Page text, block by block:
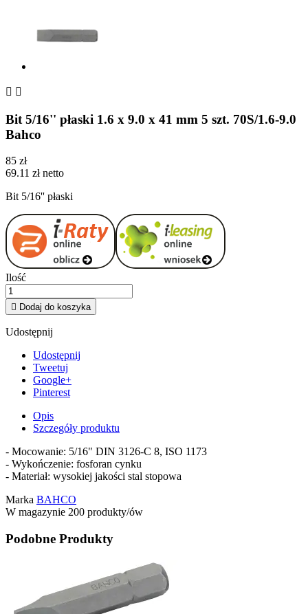
 
Bit 5/16'' płaski 1.6 x 9.0 x 41 mm 5 szt. 70S/1.6-9.0
Bahco
85 zł
69.11 zł netto
Bit 5/16'' płaski
Ilość
 Dodaj do koszyka
Udostępnij
Udostępnij
Tweetuj
Google+
Pinterest
Opis
Szczegóły produktu
- Mocowanie: 5/16" DIN 3126-C 8, ISO 1173
- Wykończenie: fosforan cynku
- Materiał: wysokiej jakości stal stopowa
Marka BAHCO
W magazynie 200 produkty/ów
Podobne Produkty